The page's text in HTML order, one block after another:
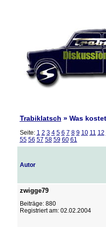
Trabiklatsch » Was
Seite: 1 2 3 4 5 6 7 8 9 10 11 12
55 56 57 58 59 60 61
Autor
zwigge79
Beiträge: 880
Registriert am: 02.02.2004